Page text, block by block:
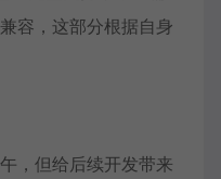
容，这部分根据自身
，但给后续开发带来